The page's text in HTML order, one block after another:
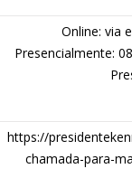
Online: via
Presencialmente:
https://
chamada-para-